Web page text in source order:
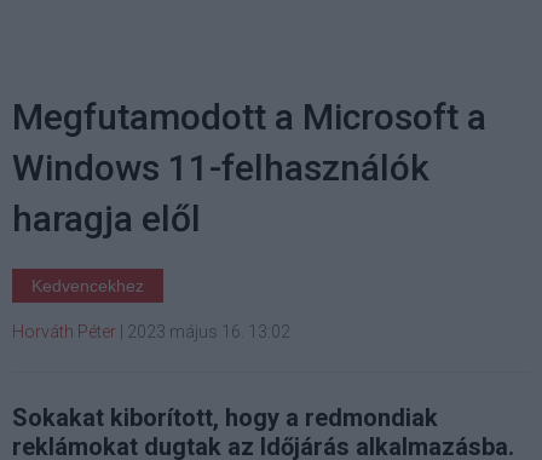
Megfutamodott a Microsoft a
Windows 11-felhasználók
haragja elől
Kedvencekhez
Horváth Péter 2023 május 16. 13:02
Sokakat kiborított, hogy a redmondiak
reklámokat dugtak az Időjárás alkalmazásba.